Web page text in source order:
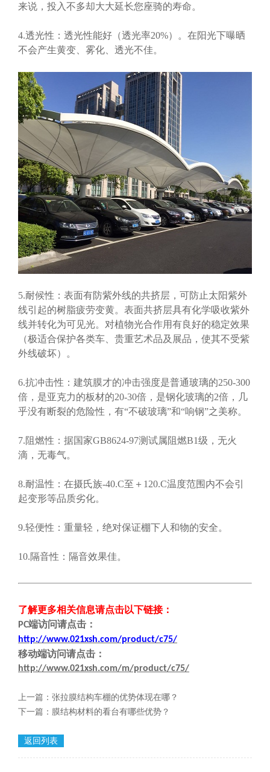
来说，投入不多却大大延长您座骑的寿命。
4.透光性：透光性能好（透光率20%）。在阳光下曝晒
不会产生黄变、雾化、透光不佳。
5.耐候性：表面有防紫外线的共挤层，可防止太阳紫外
线引起的树脂疲劳变黄。表面共挤层具有化学吸收紫外
线并转化为可见光。对植物光合作用有良好的稳定效果
（极适合保护各类车、贵重艺术品及展品，使其不受紫
外线破坏）。
6.抗冲击性：建筑膜才的冲击强度是普通玻璃的250-300
倍，是亚克力的板材的20-30倍，是钢化玻璃的2倍，几
乎没有断裂的危险性，有“不破玻璃”和“响钢”之美称。
7.阻燃性：据国家GB8624-97测试属阻燃B1级，无火
滴，无毒气。
8.耐温性：在摄氏族-40.C至＋120.C温度范围内不会引
起变形等品质劣化。
9.轻便性：重量轻，绝对保证棚下人和物的安全。
10.隔音性：隔音效果佳。
了解更多相关信息请点击以下链接：
PC端访问请点击 ：
http://www.021xsh.com/product/c75/
移动端访问请点击 ：
http://www.021xsh.com/m/product/c75/
上一篇： 张拉膜结构车棚的优势体现在哪？
下一篇： 膜结构材料的看台有哪些优势？
返回列表